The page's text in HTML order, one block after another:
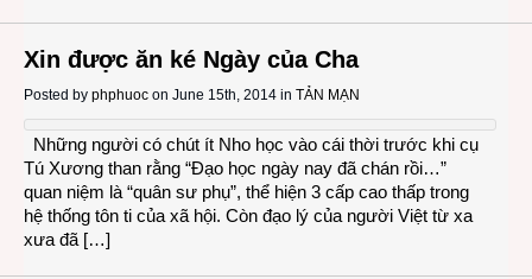
Xin được ăn ké Ngày của Cha
Posted by phphuoc on June 15th, 2014 in TẢN MẠN
Những người có chút ít Nho học vào cái thời trước khi cụ
Tú Xương than rằng “Đạo học ngày nay đã chán rồi…”
quan niệm là “quân sư phụ”, thể hiện 3 cấp cao thấp trong
hệ thống tôn ti của xã hội. Còn đạo lý của người Việt từ xa
xưa đã […]